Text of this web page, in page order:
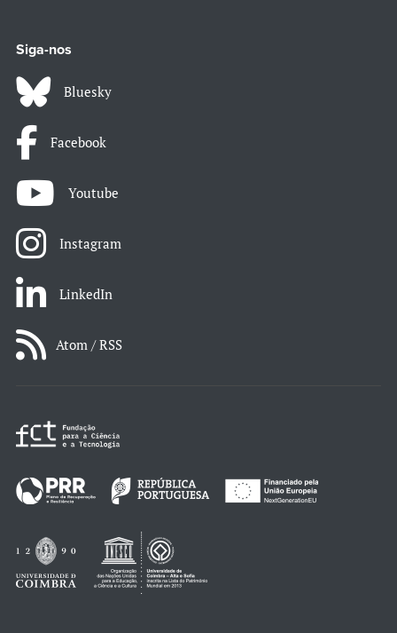
Siga-nos
Bluesky
Facebook
Youtube
Instagram
LinkedIn
Atom / RSS